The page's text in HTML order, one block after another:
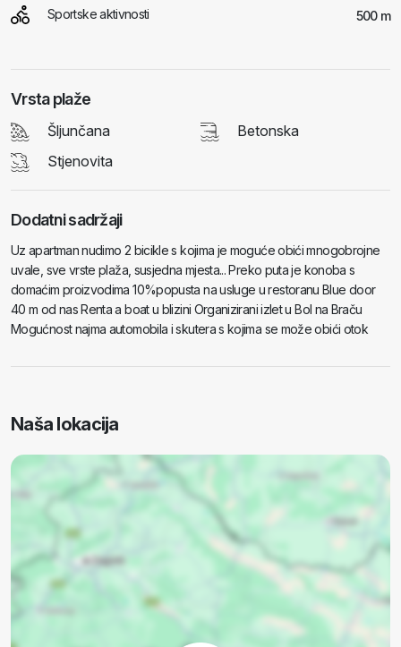
Sportske aktivnosti 500 m
Vrsta plaže
Šljunčana
Betonska
Stjenovita
Dodatni sadržaji
Uz apartman nudimo 2 bicikle s kojima je moguće obići mnogobrojne
uvale, sve vrste plaža, susjedna mjesta... Preko puta je konoba s
domaćim proizvodima 10%popusta na usluge u restoranu Blue door
40 m od nas Renta a boat u blizini Organizirani izlet u Bol na Braču
Mogućnost najma automobila i skutera s kojima se može obići otok
Naša lokacija